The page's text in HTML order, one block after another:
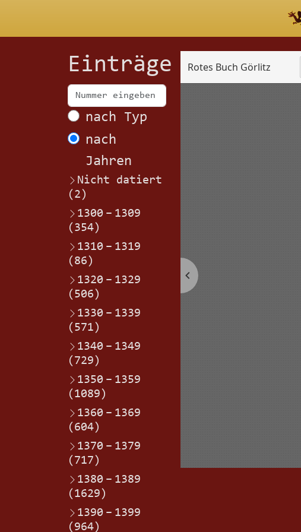
Einträge
nach Typ
nach
Jahren
Nicht datiert
(2)
1300 – 1309
(354)
1310 – 1319
(86)
1320 – 1329
(506)
1330 – 1339
(571)
1340 – 1349
(729)
1350 – 1359
(1089)
1360 – 1369
(604)
1370 – 1379
(717)
1380 – 1389
(1629)
1390 – 1399
(964)
Rotes Buch Görlitz